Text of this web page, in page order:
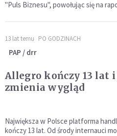
"Puls Biznesu", powołując się na
13 lat temu PO GODZINACH
PAP / drr
Allegro kończy 13 lat i
zmienia wygląd
Największa w Polsce platforma
kończy 13 lat. Od środy internauci